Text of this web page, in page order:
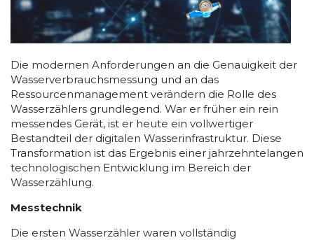
Die modernen Anforderungen an die Genauigkeit der
Wasserverbrauchsmessung und an das
Ressourcenmanagement verändern die Rolle des
Wasserzählers grundlegend. War er früher ein rein
messendes Gerät, ist er heute ein vollwertiger
Bestandteil der digitalen Wasserinfrastruktur. Diese
Transformation ist das Ergebnis einer jahrzehntelangen
technologischen Entwicklung im Bereich der
Wasserzählung.
Messtechnik
Die ersten Wasserzähler waren vollständig